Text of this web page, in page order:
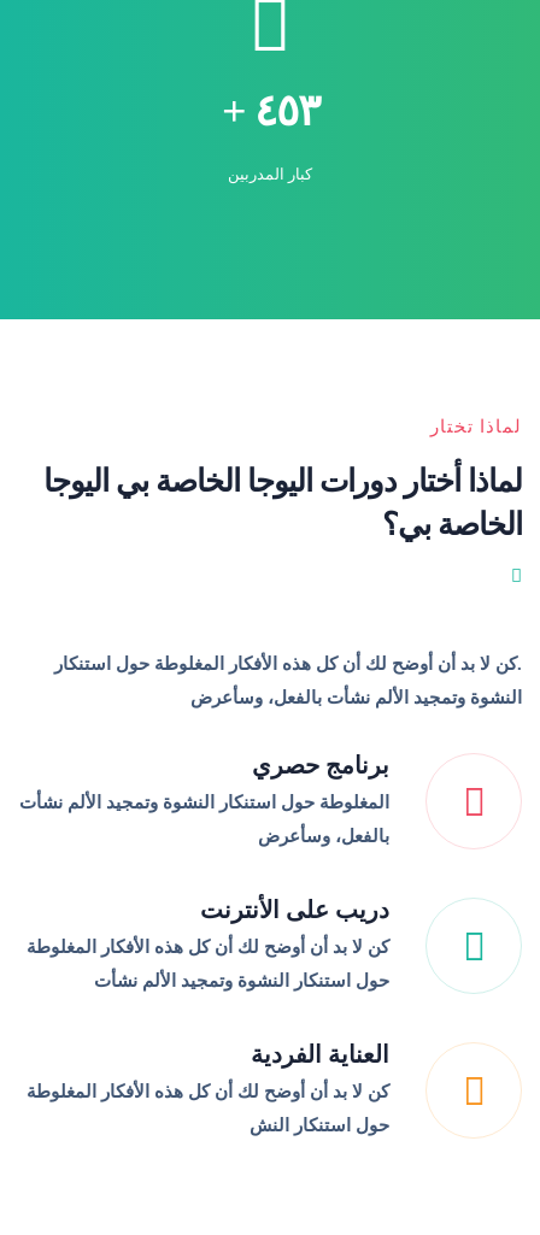
٤٥٣ +
كبار المدربين
تختار
أختار دورات اليوجا الخاصة بي اليوجا
بي؟
لا بد أن أوضح لك أن كل هذه الأفكار المغلوطة حول استنكار
وتمجيد الألم نشأت بالفعل، وسأعرض
برنامج حصري
المغلوطة حول استنكار النشوة وتمجيد الألم نشأت
بالفعل، وسأعرض
دريب على الأنترنت
كن لا بد أن أوضح لك أن كل هذه الأفكار المغلوطة
حول استنكار النشوة وتمجيد الألم نشأت
العناية الفردية
كن لا بد أن أوضح لك أن كل هذه الأفكار المغلوطة
حول استنكار النش